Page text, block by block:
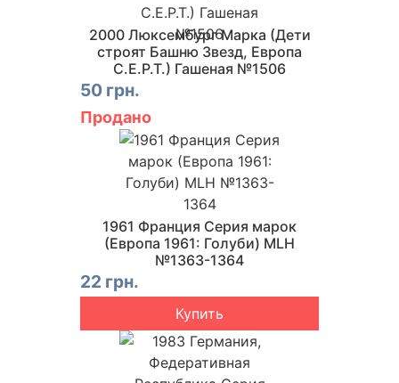
2000 Люксембург Марка (Дети
строят Башню Звезд, Европа
C.E.P.T.) Гашеная №1506
50 грн.
Продано
1961 Франция Серия марок
(Европа 1961: Голуби) MLH
№1363-1364
22 грн.
Купить